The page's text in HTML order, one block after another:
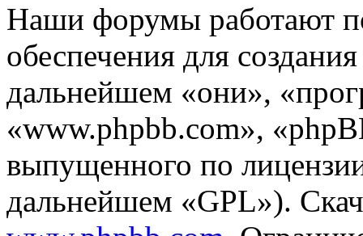
Наши форумы работают
обеспечения для
дальнейшем «они»,
«www.phpbb.com»,
выпущенного по
дальнейшем «GPL»).